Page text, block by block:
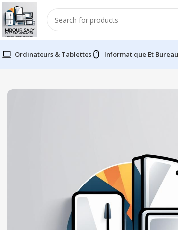
Ordinateurs & Tablettes Informatique Et Bureau